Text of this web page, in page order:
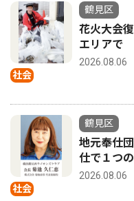
社会
鶴見区
花火大会
エリアで
2026.08.06
社会
鶴見区
地元奉仕
仕で１つ
2026.08.06